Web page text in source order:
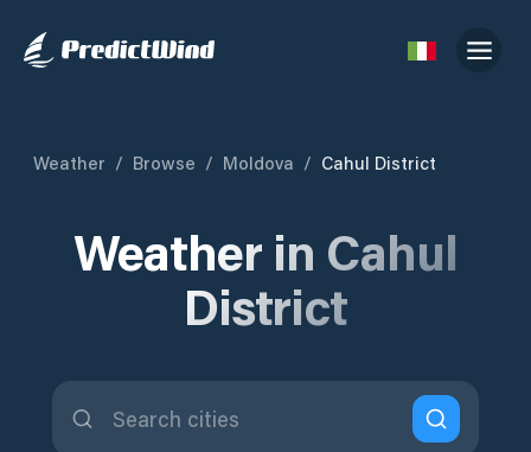
Weather / Browse / Moldova / Cahul District
Weather in Cahul
District